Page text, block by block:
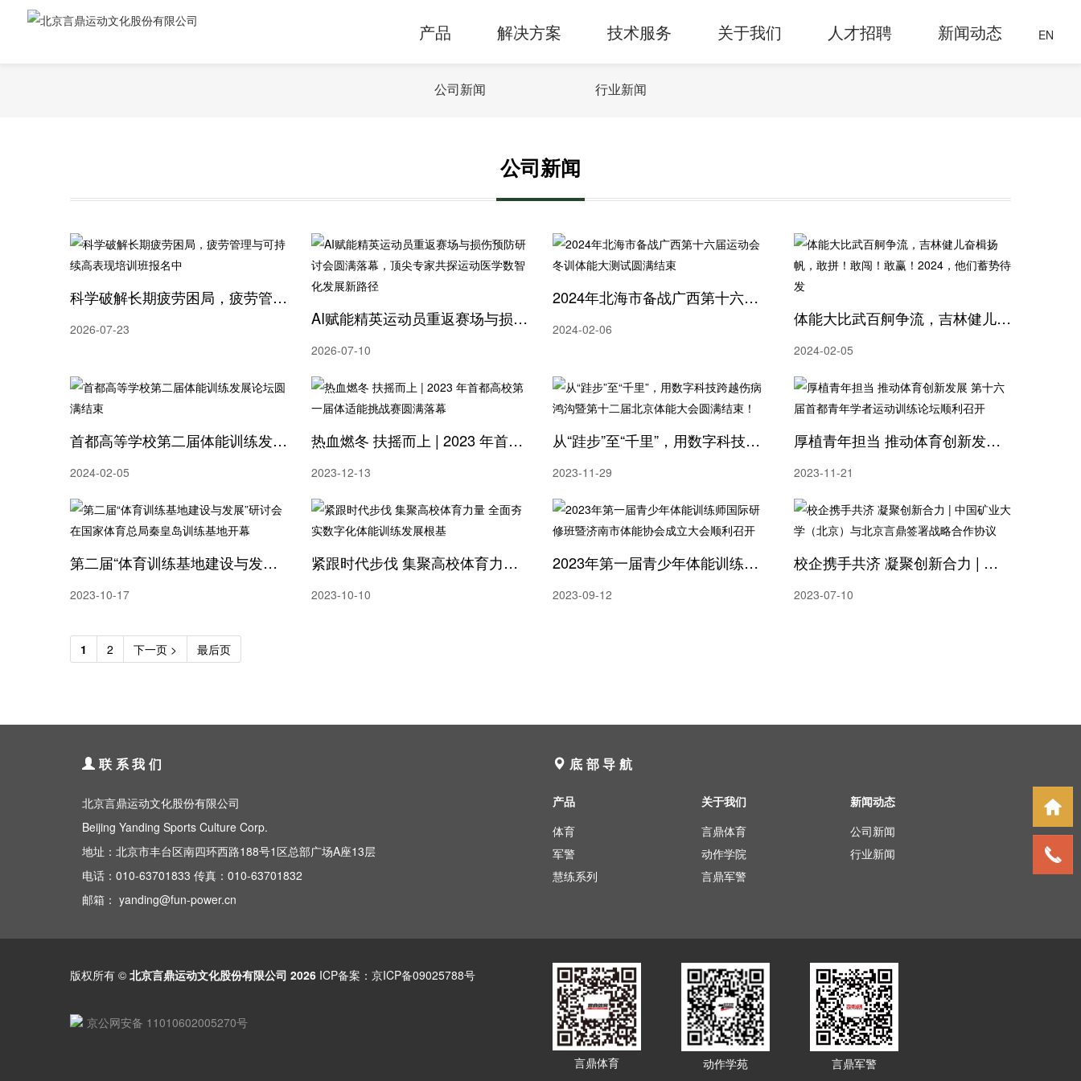
产品 解决方案 技术服务 关于我们 人才招聘 新闻动态 EN
公司新闻 行业新闻
公司新闻
科学破解长期疲劳困局，疲劳管理与可持续高表现培训班报名中
2026-07-23
AI赋能精英运动员重返赛场与损伤预防研讨会圆满落幕，顶尖专家共探运动医学数智化发展新路径
2026-07-10
2024年北海市备战广西第十六届运动会冬训体能大测试圆满结束
2024-02-06
体能大比武百舸争流，吉林健儿奋楫扬帆，敢拼！敢闯！敢赢！2024，他们蓄势待发
2024-02-05
首都高等学校第二届体能训练发展论坛圆满结束
2024-02-05
热血燃冬 扶摇而上 | 2023 年首都高校第一届体适能挑战赛圆满落幕
2023-12-13
从“跬步”至“千里”，用数字科技跨越伤病鸿沟暨第十二届北京体能大会圆满结束！
2023-11-29
厚植青年担当 推动体育创新发展 第十六届首都青年学者运动训练论坛顺利召开
2023-11-21
第二届“体育训练基地建设与发展”研讨会在国家体育总局秦皇岛训练基地开幕
2023-10-17
紧跟时代步伐 集聚高校体育力量 全面夯实数字化体能训练发展根基
2023-10-10
2023年第一届青少年体能训练师国际研修班暨济南市体能协会成立大会顺利召开
2023-09-12
校企携手共济 凝聚创新合力 | 中国矿业大学（北京）与北京言鼎签署战略合作协议
2023-07-10
1 2 下一页 > 最后页
联系我们
北京言鼎运动文化股份有限公司
Beijing Yanding Sports Culture Corp.
地址：北京市丰台区南四环西路188号1区总部广场A座13层
电话：010-63701833 传真：010-63701832
邮箱： yanding@fun-power.cn
底部导航
产品
体育
军警
慧练系列
关于我们
言鼎体育
动作学院
言鼎军警
新闻动态
公司新闻
行业新闻
版权所有 © 北京言鼎运动文化股份有限公司 2026 ICP备案： 京ICP备09025788号
京公网安备 11010602005270号
言鼎体育 动作学苑 言鼎军警